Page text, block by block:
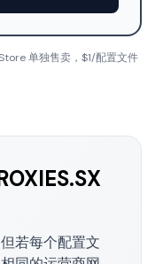
单独售卖，$1/配置文件
若每个配置文